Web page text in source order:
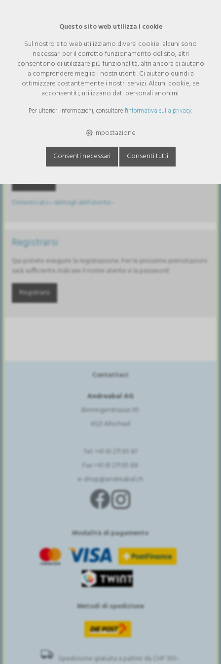
Accedere
Nome utente
Restare connesso
Dimenticato i dettagli dell'utente ›
Registrarsi
Qui potete eseguire la registrazione. Per le prossime prenotazioni
sarà sufficiente indicare il nome utente e la password.
Registrarsi
Contattaci
Andreabal AG
Binningerstrasse 95
4123 Allschwil
Tel. +41 61 271 95 87
Fax +41 61 271 95 88
e-shop@andreabal.ch
Modalità di pagamento
Metodi di spedizione
Spedizione gratuita a partire da CHF 100.-
Questo sito web utilizza i cookie
Sul nostro sito web utilizziamo diversi cookie: alcuni sono
necessari per il corretto funzionamento del sito, altri
consentono di utilizzare più funzionalità, altri ancora ci aiutano
a comprendere meglio i nostri utenti. Ci aiutano quindi a
ottimizzare costantemente i nostri servizi. Alcuni cookie, se
acconsentiti, utilizzano dati personali anonimi.
Per ulteriori informazioni, consultare l'informativa sulla privacy.
Impostazione
Consenti necessari Consenti tutti